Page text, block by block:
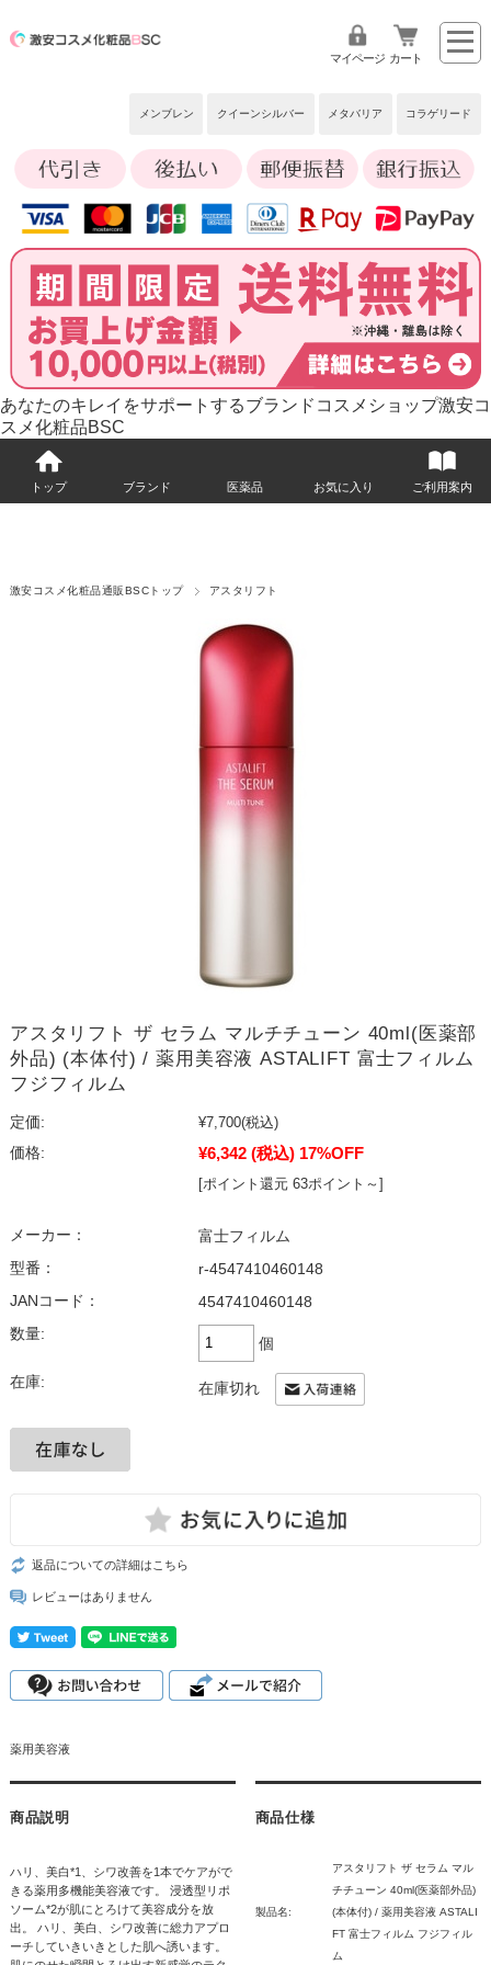
メンブレン クイーンシルバー メタバリア コラゲリード
マイページ カート
あなたのキレイをサポートするブランドコスメショップ激安コ
スメ化粧品BSC
トップ ブランド 医薬品 お気に入り ご利用案内
激安コスメ化粧品通販BSCトップ アスタリフト
アスタリフト ザ セラム マルチチューン 40ml(医薬部
外品) (本体付) / 薬用美容液 ASTALIFT 富士フィルム
フジフィルム
定価: ¥7,700(税込)
価格:
¥6,342 (税込) 17%OFF
[ポイント還元 63ポイント～]
メーカー：
富士フィルム
型番：
r-4547410460148
JANコード：
4547410460148
数量:
個
在庫: 在庫切れ
返品についての詳細はこちら
レビューはありません
薬用美容液
商品説明
ハリ、美白*1、シワ改善を1本でケアがで
きる薬用多機能美容液です。 浸透型リポ
ソーム*2が肌にとろけて美容成分を放
出。 ハリ、美白、シワ改善に総力アプロ
ーチしていきいきとした肌へ誘います。
商品仕様
製品名:
アスタリフト ザ セラム マル
チチューン 40ml(医薬部外品)
(本体付) / 薬用美容液 ASTALI
FT 富士フィルム フジフィル
ム